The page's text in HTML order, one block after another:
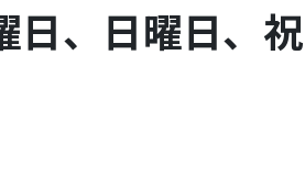
日、日曜日、